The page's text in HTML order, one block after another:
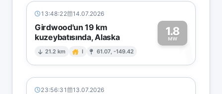
13:48:22 14.07.2026
Girdwood'un 19 km
kuzeybatısında, Alaska
21.2 km I 61.07, -149.42
1.8
MW1
23:56:31 13.07.2026